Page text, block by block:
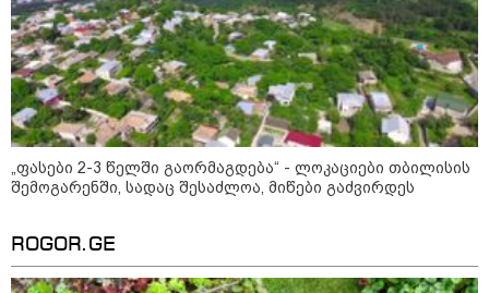
"ჩემი აზრით, ენამ გაუსწრო
აზრს და არ არის ეს კარგი,
თუმცა თუ რაიმეში არ მეპარება
ეჭვი, გიორგი ბარამიძის
პატრიოტიზმია" - ნიკა გვარამია
13:42 / 07-08-2026
"საქართველო მშვიდი ქვეყანაა,
სტუმართმოყვარე ხალხი ვართ
„ფასები 2-3 წელში გაორმაგდება“ - ლოკაციები თბილისის
შემოგარენში, სადაც შესაძლოა, მიწები გაძვირდეს
ROGOR.GE